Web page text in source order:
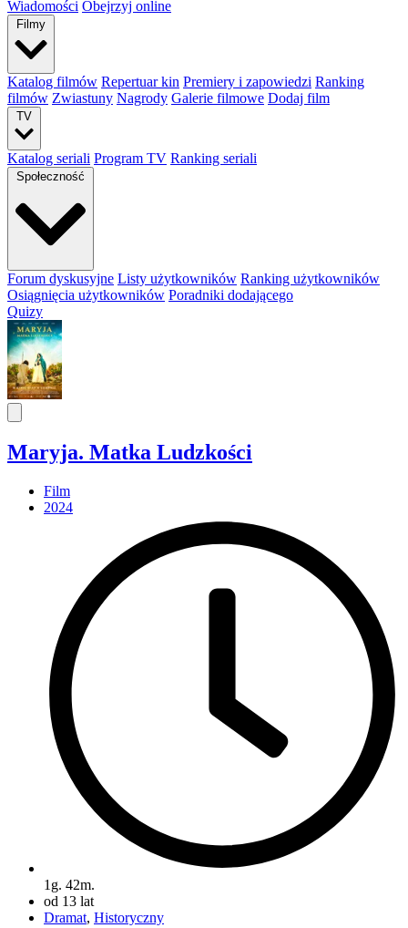
Wiadomości Obejrzyj online
Filmy
Katalog filmów Repertuar kin Premiery i zapowiedzi Ranking
filmów Zwiastuny Nagrody Galerie filmowe Dodaj film
TV
Katalog seriali Program TV Ranking seriali
Społeczność
Forum dyskusyjne Listy użytkowników Ranking użytkowników
Osiągnięcia użytkowników Poradniki dodającego
Quizy
Maryja. Matka Ludzkości
Film
2024
1g. 42m.
od 13 lat
Dramat, Historyczny